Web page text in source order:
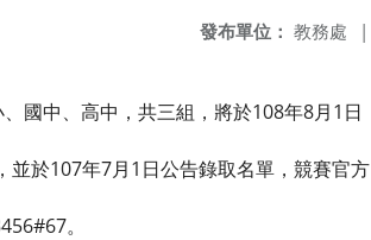
發布單位： 教務處 |
國中、高中，共三組，將於108年8月1日
於107年7月1日公告錄取名單，競賽官方
。